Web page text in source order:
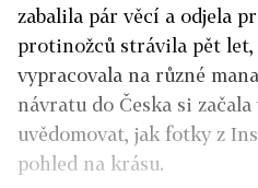
zabalila pár věcí a odjela
protinožců strávila pět let,
vypracovala na různé
návratu do Česka si
uvědomovat, jak fotky z
pohled na krásu.